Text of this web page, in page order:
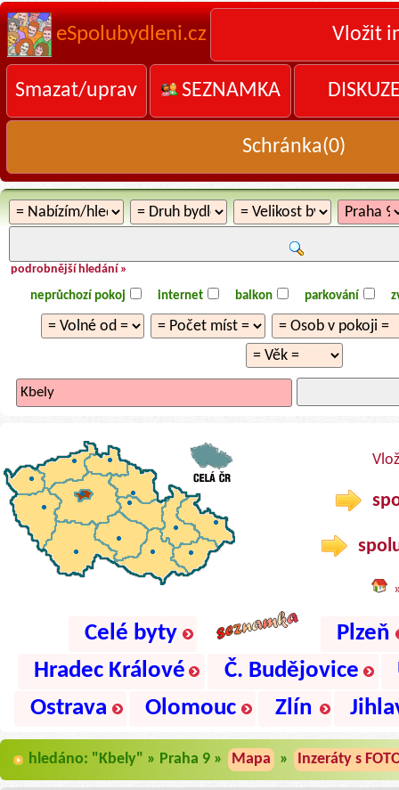
eSpolubydleni.cz Vložit
Smazat/uprav SEZNAMKA
Schránka(0)
podrobnější hledání »
neprůchozí pokoj internet balkon parkování
Celé byty
Plzeň
Hradec Králové
Č. Budějovice
Ostrava
Olomouc Zlín
hledáno: "Kbely" » Praha 9 » Mapa » Inzeráty s